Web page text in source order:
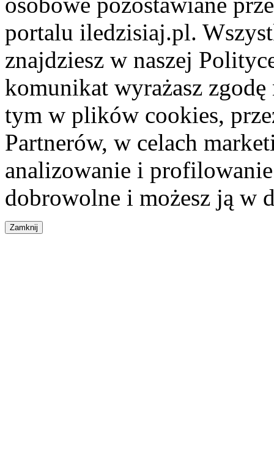
portalu iledzisiaj.pl.
znajdziesz w naszej
komunikat wyrażasz
tym w plików cookies,
Partnerów, w celach
analizowanie i
dobrowolne i możesz ją w